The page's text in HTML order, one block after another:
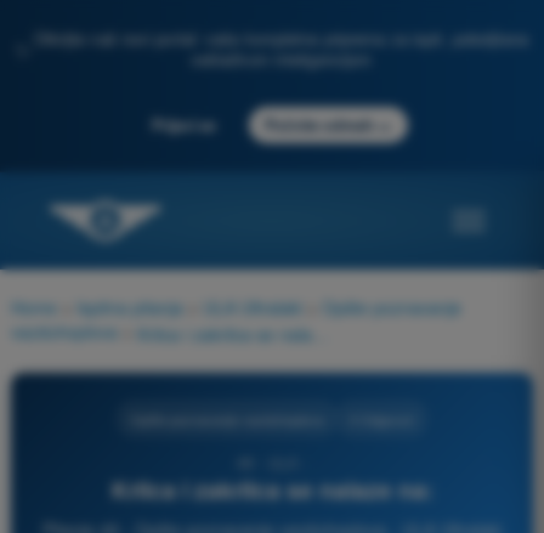
Otkrijte naš novi portal: vaša kompletna priprema za ispit, poboljšana
Prijavi se Počnite odmah
Home Ispitna pitanja ULA Ultralaki
Opšte poznavanje
vazduhoplova
Krilca i zakrilca se nalaze na: